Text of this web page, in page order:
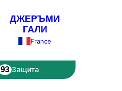
ДЖЕРЪМИ
ГАЛИ
France
93 Защита